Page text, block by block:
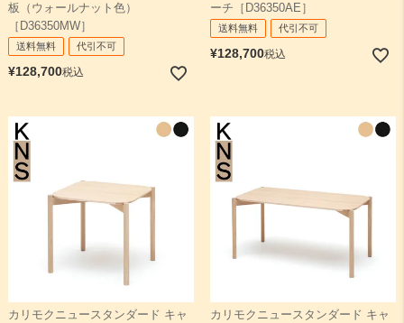
板（ウォールナット色）
［D36350MW］
送料無料 代引不可
¥128,700税込
ーチ［D36350AE］
送料無料 代引不可
¥128,700税込
カリモクニュースタンダード キャ
カリモクニュースタンダード キャ